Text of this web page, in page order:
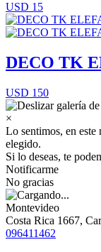
USD 15
DECO TK
USD 150
×
Lo sentimos, en este
elegido.
Si lo deseas, te
Notificarme
No gracias
Montevideo
Costa Rica 1667,
096411462